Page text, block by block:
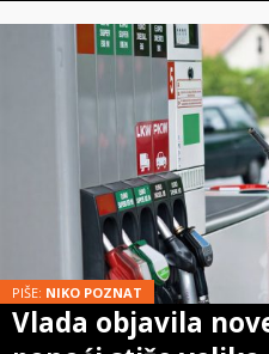
PIŠE: NIKO POZNAT
Vlada objavila